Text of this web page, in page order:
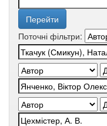
Поточні фільтри: